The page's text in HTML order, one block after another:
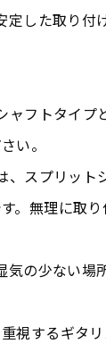
した取り付
フトタイプ
い。
スプリット
。無理に取
の少ない場
視するギタ